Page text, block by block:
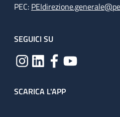
PEC:
SEGUICI SU
SCARICA L'APP